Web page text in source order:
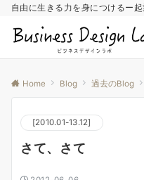
自由に生きる力を身につけるー
Home Blog 過去のBlog
[2010.01-13.12]
さて、さて